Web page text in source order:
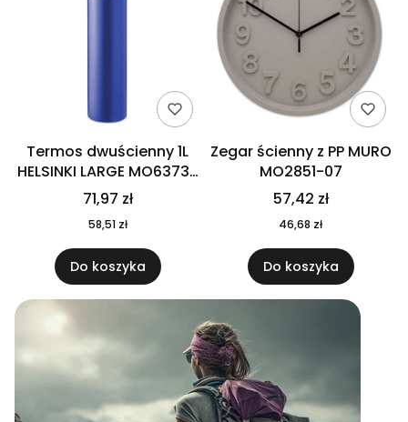
Termos dwuścienny 1L
HELSINKI LARGE MO6373-
04
71,97 zł
58,51 zł
Do koszyka
Zegar ścienny z PP MURO
MO2851-07
57,42 zł
46,68 zł
Do koszyka